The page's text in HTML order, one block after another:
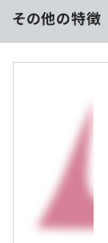
BtoB領域でマ
速・高生産性・
することで、企
支援していくと
ム上で、さま
ョンの開発を加
開発現場では
プリケーショ
ハイユーザビ
速で開発し、
開発されたア
・想定年収：
・月給：
※上記の額には
140,000円）を
※固定時間外勤
※経験、スキル
その他の特徴